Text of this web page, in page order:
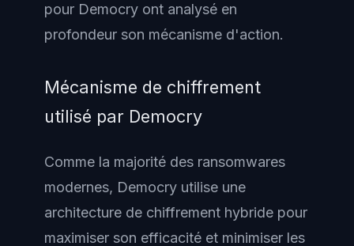
pour Democry ont analysé en
profondeur son mécanisme d'action.
Mécanisme de chiffrement
utilisé par Democry
Comme la majorité des ransomwares
modernes, Democry utilise une
architecture de chiffrement hybride pour
maximiser son efficacité et minimiser les